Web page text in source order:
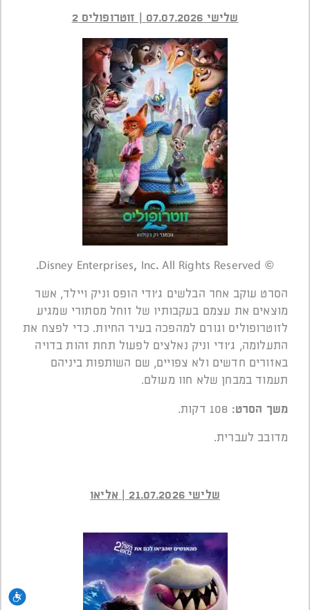
שלישי 07.07.2026 | זוטרופוליס 2
© Disney Enterprises, Inc. All Rights Reserved.
הסרט עוקב אחר הבלשים ג’ודי הופס וניק ויילד, אשר
מוצאים את עצמם בעקבותיו של זוחל מסתורי שמגיע
לזוטרופוליס וגורם למהפכה בעיר החיות. כדי לפצח את
התעלומה, ג’ודי וניק נאלצים לפעול תחת זהות בדויה
באזורים חדשים ולא צפויים, שם השותפות ביניהם
תעמוד במבחן שלא חוו מעולם.
משך הסרט:
מדובב לעברית.
שלישי 21.07.2026 | אליאו